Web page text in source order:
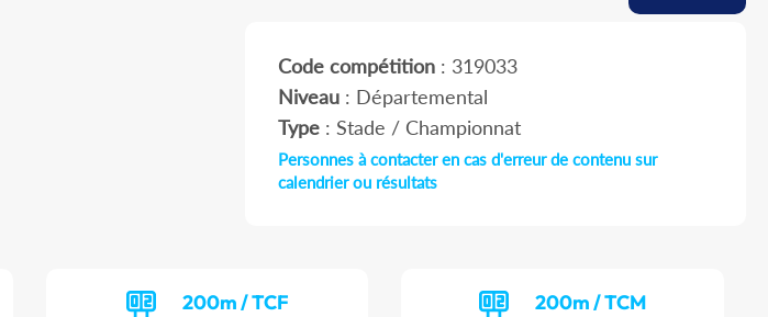
Code compétition: 319033
Niveau: Départemental
Type: Stade / Championnat
Personnes à contacter en cas d'erreur de contenu sur
calendrier ou résultats
200m / TCF 200m / TCM